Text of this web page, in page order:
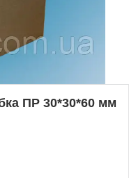
ПР 30*30*60 мм